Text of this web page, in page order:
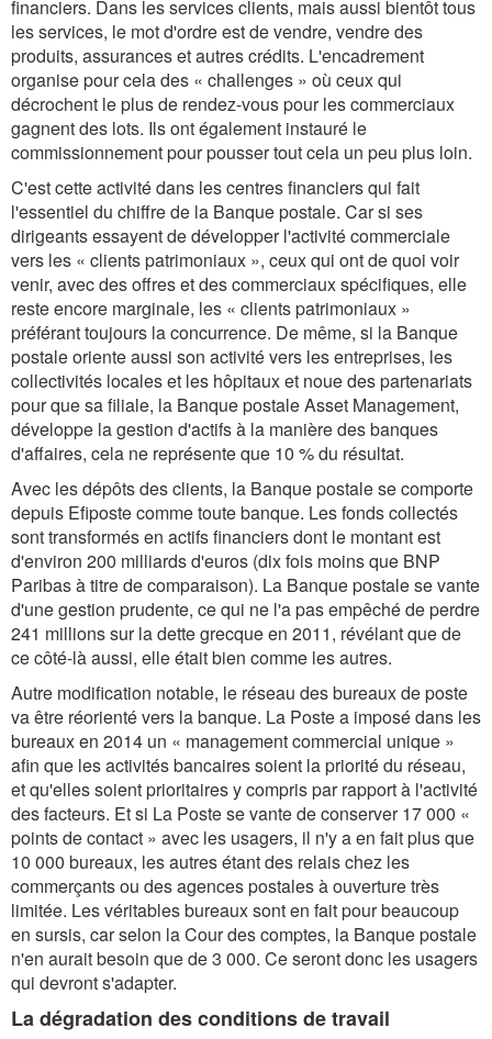
financiers. Dans les services clients, mais aussi bientôt tous
les services, le mot d'ordre est de vendre, vendre des
produits, assurances et autres crédits. L'encadrement
organise pour cela des « challenges » où ceux qui
décrochent le plus de rendez-vous pour les commerciaux
gagnent des lots. Ils ont également instauré le
commissionnement pour pousser tout cela un peu plus loin.
C'est cette activité dans les centres financiers qui fait
l'essentiel du chiffre de la Banque postale. Car si ses
dirigeants essayent de développer l'activité commerciale
vers les « clients patrimoniaux », ceux qui ont de quoi voir
venir, avec des offres et des commerciaux spécifiques, elle
reste encore marginale, les « clients patrimoniaux »
préférant toujours la concurrence. De même, si la Banque
postale oriente aussi son activité vers les entreprises, les
collectivités locales et les hôpitaux et noue des partenariats
pour que sa filiale, la Banque postale Asset Management,
développe la gestion d'actifs à la manière des banques
d'affaires, cela ne représente que 10 % du résultat.
Avec les dépôts des clients, la Banque postale se comporte
depuis Efiposte comme toute banque. Les fonds collectés
sont transformés en actifs financiers dont le montant est
d'environ 200 milliards d'euros (dix fois moins que BNP
Paribas à titre de comparaison). La Banque postale se vante
d'une gestion prudente, ce qui ne l'a pas empêché de perdre
241 millions sur la dette grecque en 2011, révélant que de
ce côté-là aussi, elle était bien comme les autres.
Autre modification notable, le réseau des bureaux de poste
va être réorienté vers la banque. La Poste a imposé dans les
bureaux en 2014 un « management commercial unique »
afin que les activités bancaires soient la priorité du réseau,
et qu'elles soient prioritaires y compris par rapport à l'activité
des facteurs. Et si La Poste se vante de conserver 17 000 «
points de contact » avec les usagers, il n'y a en fait plus que
10 000 bureaux, les autres étant des relais chez les
commerçants ou des agences postales à ouverture très
limitée. Les véritables bureaux sont en fait pour beaucoup
en sursis, car selon la Cour des comptes, la Banque postale
n'en aurait besoin que de 3 000. Ce seront donc les usagers
qui devront s'adapter.
La dégradation des conditions de travail